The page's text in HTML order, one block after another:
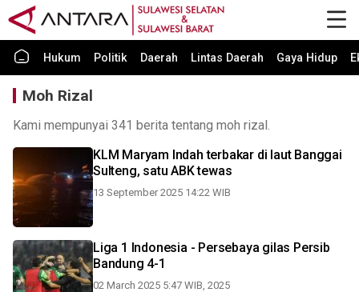
Hukum Politik Daerah Lintas Daerah Gaya Hidup
Moh Rizal
Kami mempunyai 341 berita tentang moh rizal.
KLM Maryam Indah terbakar di laut Banggai
Sulteng, satu ABK tewas
13 September 2025 14:22 WIB
Liga 1 Indonesia - Persebaya gilas Persib
Bandung 4-1
02 March 2025 5:47 WIB, 2025